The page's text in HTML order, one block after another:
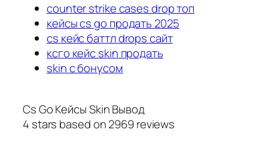
counter strike cases drop топ
кейсы cs go продать 2025
cs кейс баттл drops сайт
ксго кейс skin продать
skin с бонусом
Cs Go Кейсы Skin Вывод
4 stars based on2969reviews